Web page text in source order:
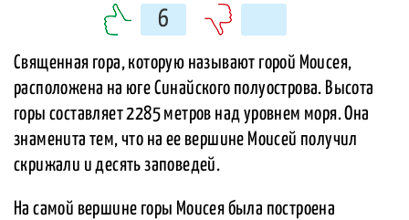
6
Священная гора, которую называют горой Моисея,
расположена на юге Синайского полуострова. Высота
горы составляет 2285 метров над уровнем моря. Она
знаменита тем, что на ее вершине Моисей получил
скрижали и десять заповедей.
На самой вершине горы Моисея была построена